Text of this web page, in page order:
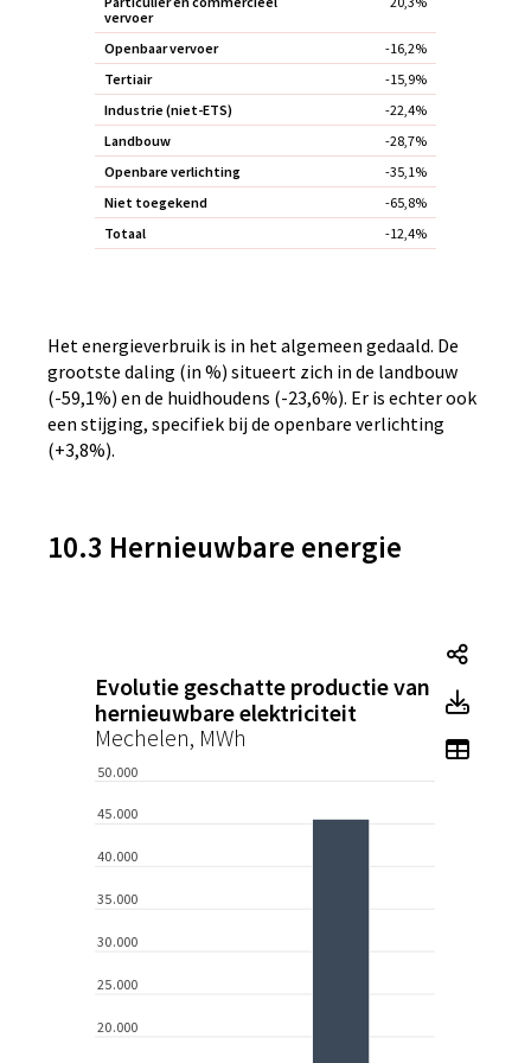
vervoer
Openbaar vervoer
-16,2%
Tertiair
-15,9%
Industrie (niet-ETS)
-22,4%
Landbouw
-28,7%
Openbare verlichting
-35,1%
Niet toegekend
-65,8%
Totaal
-12,4%
Het energieverbruik is in het algemeen gedaald. De
grootste daling (in %) situeert zich in de landbouw
(-59,1%) en de huidhoudens (-23,6%). Er is echter ook
een stijging, specifiek bij de openbare verlichting
(+3,8%).
10.3 Hernieuwbare energie
Evolutie geschatte productie van
hernieuwbare elektriciteit
Mechelen, MWh
Toon